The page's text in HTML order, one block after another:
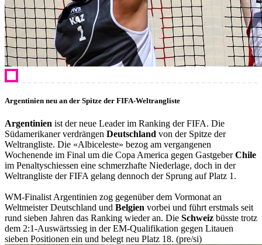
Argentinien neu an der Spitze der FIFA-Weltrangliste
Argentinien ist der neue Leader im Ranking der FIFA. Die
Südamerikaner verdrängen Deutschland von der Spitze der
Weltrangliste. Die «Albiceleste» bezog am vergangenen
Wochenende im Final um die Copa America gegen GastgeberChile
im Penaltyschiessen eine schmerzhafte Niederlage, doch in der
Weltrangliste der FIFA gelang dennoch der Sprung auf Platz 1.
WM-Finalist Argentinien zog gegenüber dem Vormonat an
Weltmeister Deutschland und Belgien vorbei und führt erstmals seit
rund sieben Jahren das Ranking wieder an. Die Schweiz büsste trotz
dem 2:1-Auswärtssieg in der EM-Qualifikation gegen Litauen
sieben Positionen ein und belegt neu Platz 18. (pre/si)